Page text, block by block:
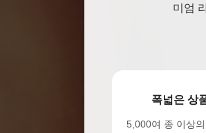
미엄
폭넓은 상
5,000여 종 이상